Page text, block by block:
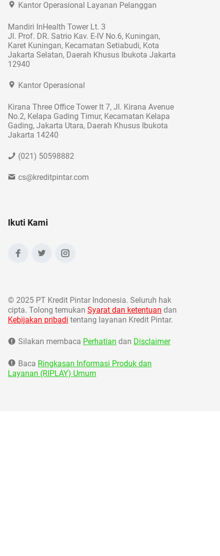
Kantor Operasional Layanan Pelanggan
Mandiri InHealth Tower Lt. 3
Jl. Prof. DR. Satrio Kav. E-IV No.6, Kuningan,
Karet Kuningan, Kecamatan Setiabudi, Kota
Jakarta Selatan, Daerah Khusus Ibukota Jakarta
12940
Kantor Operasional
Kirana Three Office Tower lt 7, Jl. Kirana Avenue
No.2, Kelapa Gading Timur, Kecamatan Kelapa
Gading, Jakarta Utara, Daerah Khusus Ibukota
Jakarta 14240
(021) 50598882
cs@kreditpintar.com
Ikuti Kami
© 2025 PT Kredit Pintar Indonesia. Seluruh hak
cipta. Tolong temukan Syarat dan ketentuan dan
Kebijakan pribadi tentang layanan Kredit Pintar.
Silakan membaca Perhatian dan Disclaimer
Baca Ringkasan Informasi Produk dan
Layanan (RIPLAY) Umum